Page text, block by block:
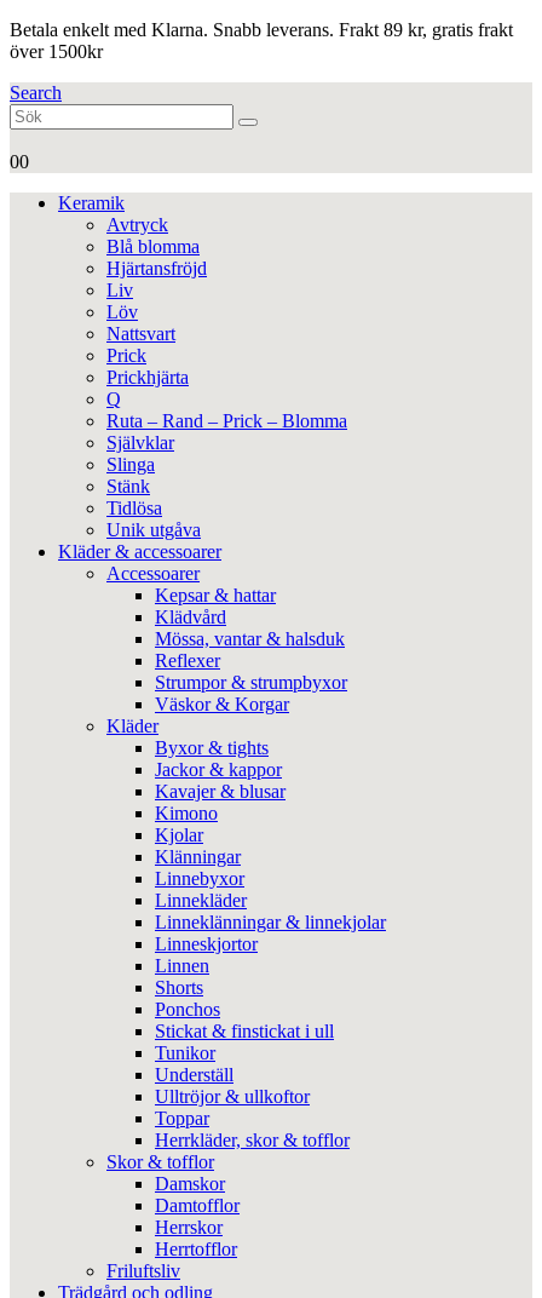
Betala enkelt med Klarna. Snabb leverans. Frakt 89 kr, gratis frakt
över 1500kr
Search
00
Keramik
Avtryck
Blå blomma
Hjärtansfröjd
Liv
Löv
Nattsvart
Prick
Prickhjärta
Q
Ruta – Rand – Prick – Blomma
Självklar
Slinga
Stänk
Tidlösa
Unik utgåva
Kläder & accessoarer
Accessoarer
Kepsar & hattar
Klädvård
Mössa, vantar & halsduk
Reflexer
Strumpor & strumpbyxor
Väskor & Korgar
Kläder
Byxor & tights
Jackor & kappor
Kavajer & blusar
Kimono
Kjolar
Klänningar
Linnebyxor
Linnekläder
Linneklänningar & linnekjolar
Linneskjortor
Linnen
Shorts
Ponchos
Stickat & finstickat i ull
Tunikor
Underställ
Ulltröjor & ullkoftor
Toppar
Herrkläder, skor & tofflor
Skor & tofflor
Damskor
Damtofflor
Herrskor
Herrtofflor
Friluftsliv
Trädgård och odling